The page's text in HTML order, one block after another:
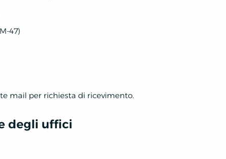
47)
mail per richiesta di ricevimento.
degli uffici